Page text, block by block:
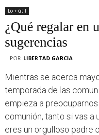
Lo + útil
¿Qué regalar en
sugerencias
POR LIBERTAD GARCIA
Mientras se acerca
temporada de las
empieza a
comunión, tanto si vas a
eres un orgulloso padre